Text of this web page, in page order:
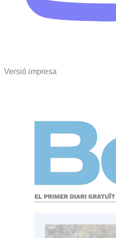
Versió impresa